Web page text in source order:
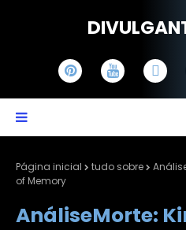
Página inicial tudo sobre
of Memory
AnáliseMorte: